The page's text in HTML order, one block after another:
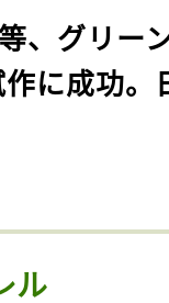
、グリー
に成功。
ル